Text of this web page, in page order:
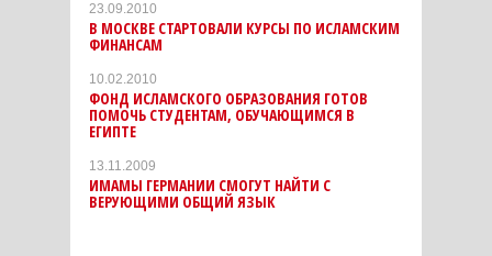
23.09.2010
В МОСКВЕ СТАРТОВАЛИ КУРСЫ ПО ИСЛАМСКИМ
ФИНАНСАМ
10.02.2010
ФОНД ИСЛАМСКОГО ОБРАЗОВАНИЯ ГОТОВ
ПОМОЧЬ СТУДЕНТАМ, ОБУЧАЮЩИМСЯ В
ЕГИПТЕ
13.11.2009
ИМАМЫ ГЕРМАНИИ СМОГУТ НАЙТИ С
ВЕРУЮЩИМИ ОБЩИЙ ЯЗЫК